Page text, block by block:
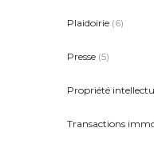
Plaidoirie (6)
Presse (5)
Propriété
Transactions